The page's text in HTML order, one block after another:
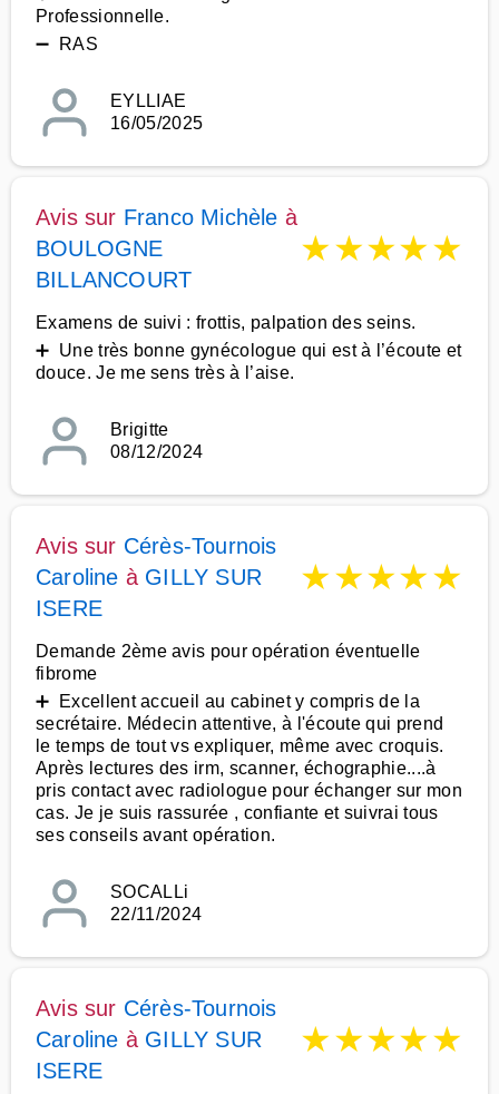
Professionnelle.
➖ RAS
EYLLIAE
16/05/2025
Avis sur Franco Michèle à
BOULOGNE
BILLANCOURT
★★★★★
Examens de suivi : frottis, palpation des seins.
➕ Une très bonne gynécologue qui est à l’écoute et
douce. Je me sens très à l’aise.
Brigitte
08/12/2024
Avis sur Cérès-Tournois
Caroline à GILLY SUR
ISERE
★★★★★
Demande 2ème avis pour opération éventuelle
fibrome
➕ Excellent accueil au cabinet y compris de la
secrétaire. Médecin attentive, à l'écoute qui prend
le temps de tout vs expliquer, même avec croquis.
Après lectures des irm, scanner, échographie....à
pris contact avec radiologue pour échanger sur mon
cas. Je je suis rassurée , confiante et suivrai tous
ses conseils avant opération.
SOCALLi
22/11/2024
Avis sur Cérès-Tournois
Caroline à GILLY SUR
ISERE
★★★★★